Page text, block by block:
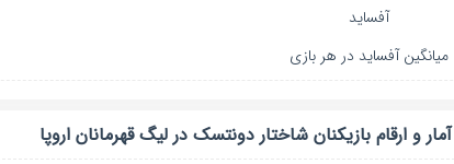
آفساید
میانگین آفساید در هر بازی
آمار و ارقام بازیکنان شاختار دونتسک درلیگ قهرمانان اروپا